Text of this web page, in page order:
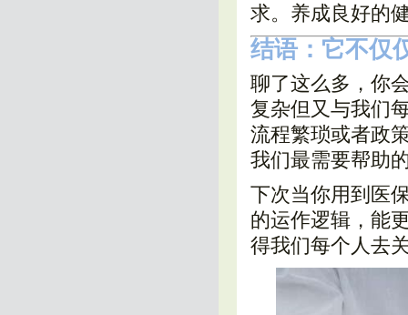
求。养成良好的
结语：它不仅
聊了这么多，你
复杂但又与我们
流程繁琐或者政
我们最需要帮助
下次当你用到医
的运作逻辑，能
得我们每个人去